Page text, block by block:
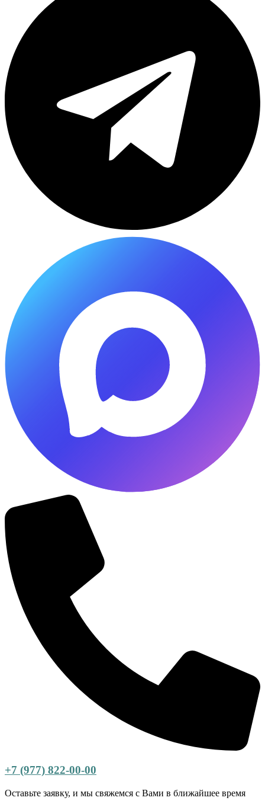
+7 (977) 822-00-00
Оставьте заявку, и мы свяжемся с Вами в ближайшее время